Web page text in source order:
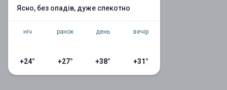
ясно, без опадів, дуже спекотно
ніч
+24°
ранок
+27°
день
+38°
вечір
+31°